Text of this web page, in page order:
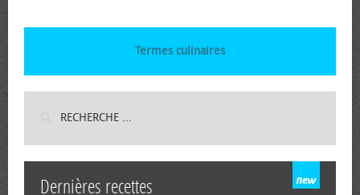
Termes culinaires
Dernières recettes